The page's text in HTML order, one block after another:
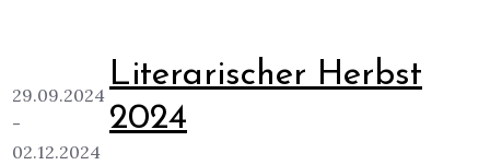
29.09.2024
-
02.12.2024
Literarischer Herbst
2024